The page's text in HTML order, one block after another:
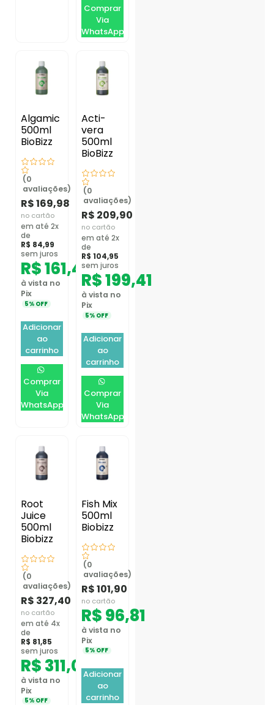
Comprar
Via
WhatsApp
Algamic
500ml
BioBizz
(0
avaliações)
R$169,98
no cartão
em até 2x
de
R$ 84,99
sem juros
R$161,48
à vista no
Pix
5% OFF
Adicionar
ao
carrinho
Comprar
Via
WhatsApp
Acti-
vera
500ml
BioBizz
(0
avaliações)
R$ 209,90
no cartão
em até 2x
de
R$ 104,95
sem juros
R$199,41
à vista no
Pix
5% OFF
Adicionar
ao
carrinho
Comprar
Via
WhatsApp
Root
Juice
500ml
Biobizz
(0
avaliações)
R$ 327,40
no cartão
em até 4x
de
R$ 81,85
sem juros
R$311,03
à vista no
Pix
5% OFF
Fish Mix
500ml
Biobizz
(0
avaliações)
R$101,90
no cartão
R$96,81
à vista no
Pix
5% OFF
Adicionar
ao
carrinho